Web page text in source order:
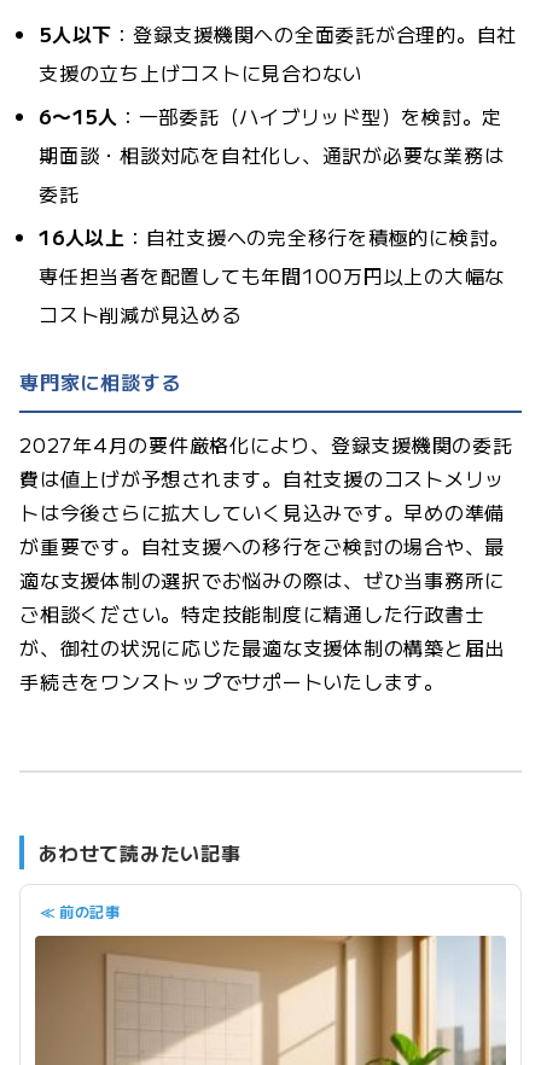
5人以下 ：登録支援機関への全面委託が合理的。自社
支援の立ち上げコストに見合わない
6〜15人 ：一部委託（ハイブリッド型）を検討。定
期面談・相談対応を自社化し、通訳が必要な業務は
委託
16人以上 ：自社支援への完全移行を積極的に検討。
専任担当者を配置しても年間100万円以上の大幅な
コスト削減が見込める
専門家に相談する
2027年4月の要件厳格化により、登録支援機関の委託
費は値上げが予想されます。自社支援のコストメリッ
トは今後さらに拡大していく見込みです。早めの準備
が重要です。自社支援への移行をご検討の場合や、最
適な支援体制の選択でお悩みの際は、ぜひ当事務所に
ご相談ください。特定技能制度に精通した行政書士
が、御社の状況に応じた最適な支援体制の構築と届出
手続きをワンストップでサポートいたします。
あわせて読みたい記事
≪ 前の記事